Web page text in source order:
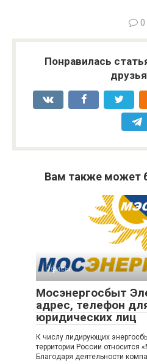
0
Понравилась
Вам также может
Офисы
Мосэнергосбыт
адрес, телефон
юридических лиц
К числу лидирующих
территории России относится
Благодаря деятельности